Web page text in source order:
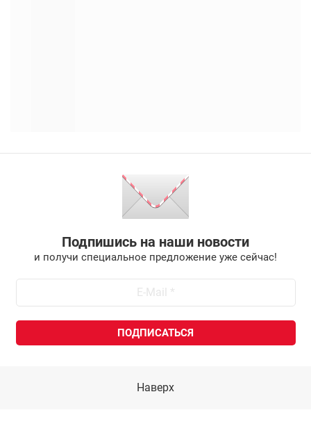
Подпишись на наши новости
и получи специальное предложение уже сейчас!
Наверх